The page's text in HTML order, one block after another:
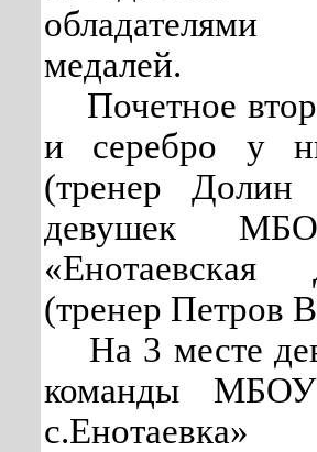
обладателями
медалей.
Почетное
и серебро у
(тренер
девушек
(тренер Петров
На 3 месте
команды
с.Енотаевка»